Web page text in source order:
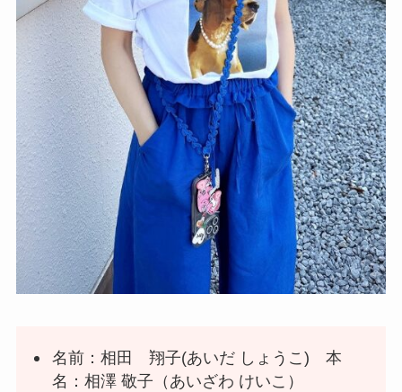
名前：相田 翔子(あいだ しょうこ) 本
名：相澤 敬子（あいざわ けいこ）